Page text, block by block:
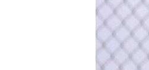
POPLAVE I KLIZIŠTA U BIH 2024.